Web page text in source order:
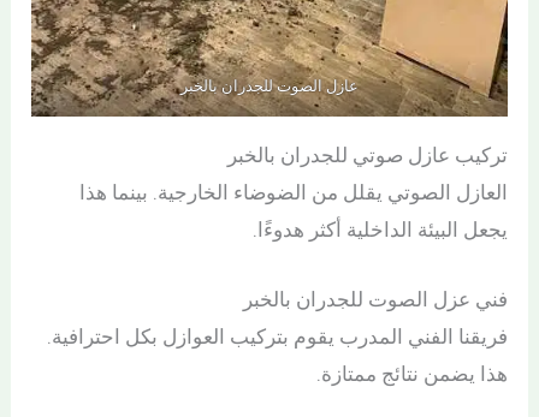
عازل الصوت للجدران بالخبر
تركيب عازل صوتي للجدران بالخبر
العازل الصوتي يقلل من الضوضاء الخارجية. بينما هذا
يجعل البيئة الداخلية أكثر هدوءًا.
فني عزل الصوت للجدران بالخبر
فريقنا الفني المدرب يقوم بتركيب العوازل بكل احترافية.
هذا يضمن نتائج ممتازة.